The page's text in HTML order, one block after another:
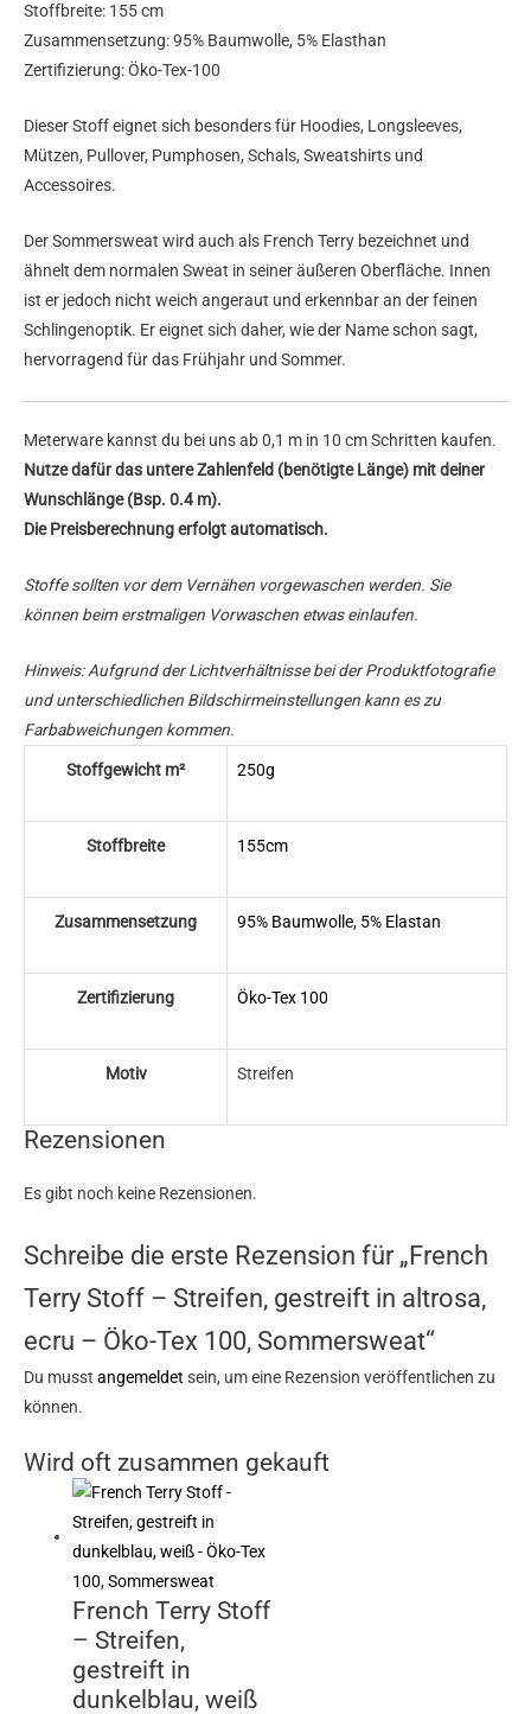
Stoffbreite: 155 cm
Zusammensetzung: 95% Baumwolle, 5% Elasthan
Zertifizierung: Öko-Tex-100
Dieser Stoff eignet sich besonders für Hoodies, Longsleeves,
Mützen, Pullover, Pumphosen, Schals, Sweatshirts und
Accessoires.
Der Sommersweat wird auch als French Terry bezeichnet und
ähnelt dem normalen Sweat in seiner äußeren Oberfläche. Innen
ist er jedoch nicht weich angeraut und erkennbar an der feinen
Schlingenoptik. Er eignet sich daher, wie der Name schon sagt,
hervorragend für das Frühjahr und Sommer.
Meterware kannst du bei uns ab 0,1 m in 10 cm Schritten kaufen.
Nutze dafür das untere Zahlenfeld (benötigte Länge) mit deiner
Wunschlänge (Bsp. 0.4 m).
Die Preisberechnung erfolgt automatisch.
Stoffe sollten vor dem Vernähen vorgewaschen werden. Sie
können beim erstmaligen Vorwaschen etwas einlaufen.
Hinweis: Aufgrund der Lichtverhältnisse bei der Produktfotografie
und unterschiedlichen Bildschirmeinstellungen kann es zu
Farbabweichungen kommen.
Stoffgewicht m² 250g
Stoffbreite 155cm
Zusammensetzung 95% Baumwolle, 5% Elastan
Zertifizierung Öko-Tex 100
Motiv Streifen
Rezensionen
Es gibt noch keine Rezensionen.
Schreibe die erste Rezension für „French
Terry Stoff – Streifen, gestreift in altrosa,
ecru – Öko-Tex 100, Sommersweat“
Du musst angemeldet sein, um eine Rezension veröffentlichen zu
können.
Wird oft zusammen gekauft
French Terry Stoff
– Streifen,
gestreift in
dunkelblau, weiß